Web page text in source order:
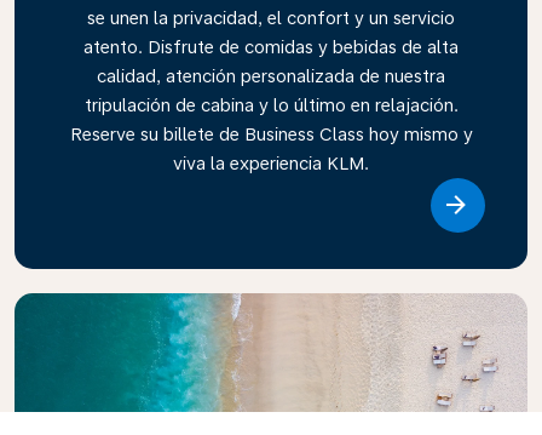
se unen la privacidad, el confort y un servicio
atento. Disfrute de comidas y bebidas de alta
calidad, atención personalizada de nuestra
tripulación de cabina y lo último en relajación.
Reserve su billete de Business Class hoy mismo y
viva la experiencia KLM.